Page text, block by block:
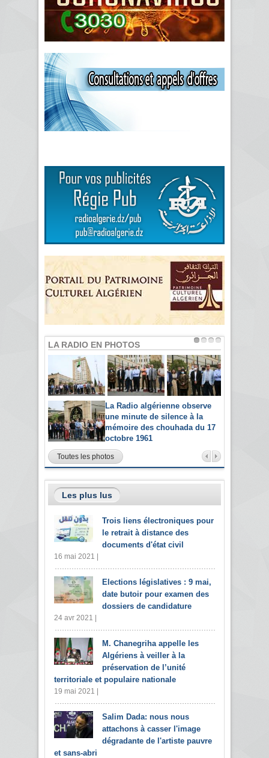
LA RADIO EN PHOTOS
La Radio algérienne observe
une minute de silence à la
mémoire des chouhada du 17
octobre 1961
Toutes les photos
Les plus lus
Trois liens électroniques pour
le retrait à distance des
documents d'état civil
16 mai 2021 |
Elections législatives : 9 mai,
date butoir pour examen des
dossiers de candidature
24 avr 2021 |
M. Chanegriha appelle les
Algériens à veiller à la
préservation de l’unité
territoriale et populaire nationale
19 mai 2021 |
Salim Dada: nous nous
attachons à casser l'image
dégradante de l'artiste pauvre
et sans-abri